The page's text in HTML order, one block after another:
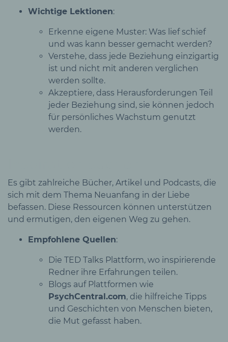
Wichtige Lektionen:
Erkenne eigene Muster: Was lief schief
und was kann besser gemacht werden?
Verstehe, dass jede Beziehung einzigartig
ist und nicht mit anderen verglichen
werden sollte.
Akzeptiere, dass Herausforderungen Teil
jeder Beziehung sind, sie können jedoch
für persönliches Wachstum genutzt
werden.
Es gibt zahlreiche Bücher, Artikel und Podcasts, die
sich mit dem Thema Neuanfang in der Liebe
befassen. Diese Ressourcen können unterstützen
und ermutigen, den eigenen Weg zu gehen.
Empfohlene Quellen:
Die TED Talks Plattform, wo inspirierende
Redner ihre Erfahrungen teilen.
Blogs auf Plattformen wie
PsychCentral.com, die hilfreiche Tipps
und Geschichten von Menschen bieten,
die Mut gefasst haben.